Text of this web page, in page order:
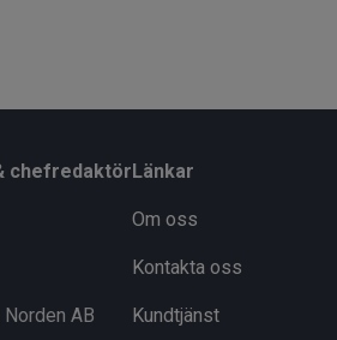
chefredaktör
AB
Länkar
Om oss
Kontakta oss
Kundtjänst